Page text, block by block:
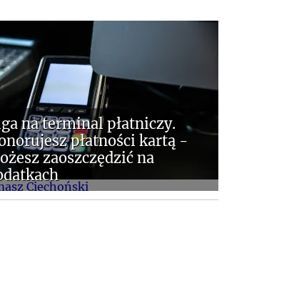
Ciechoński
na terminal płatniczy.
płatności kartą -
zaoszczędzić na